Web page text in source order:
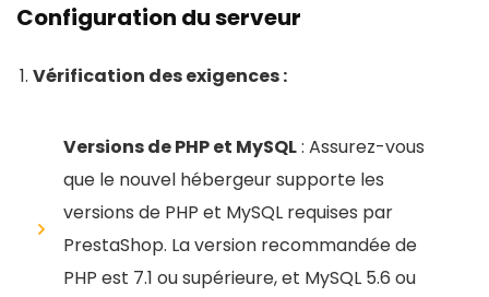
Configuration du serveur
Vérification des exigences :
Versions de PHP et MySQL: Assurez-vous
que le nouvel hébergeur supporte les
versions de PHP et MySQL requises par
PrestaShop. La version recommandée de
PHP est 7.1 ou supérieure, et MySQL 5.6 ou